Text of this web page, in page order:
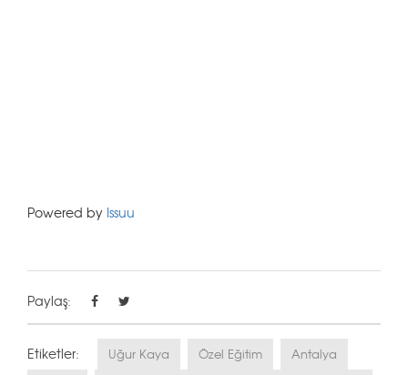
Powered by Issuu
Paylaş:
Etiketler: Uğur Kaya Özel Eğitim
Antalya